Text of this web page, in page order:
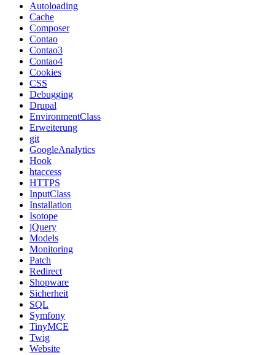
Autoloading
Cache
Composer
Contao
Contao3
Contao4
Cookies
CSS
Debugging
Drupal
EnvironmentClass
Erweiterung
git
GoogleAnalytics
Hook
htaccess
HTTPS
InputClass
Installation
Isotope
jQuery
Models
Monitoring
Patch
Redirect
Shopware
Sicherheit
SQL
Symfony
TinyMCE
Twig
Website